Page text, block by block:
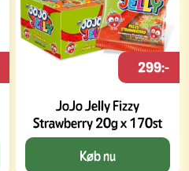
JoJo Jelly Fizzy
Strawberry 20g x 170st
299:-
Køb nu